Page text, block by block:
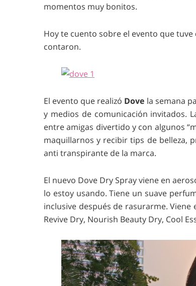
momentos muy bonitos.
Hoy te cuento sobre el evento que tuve
contaron.
El evento que realizó Dove la semana
y medios de comunicación invitados.
entre amigas divertido y con algunos
maquillarnos y recibir tips de belleza,
anti transpirante de la marca.
El nuevo Dove Dry Spray viene en
lo estoy usando. Tiene un suave
inclusive después de rasurarme. Viene
Revive Dry, Nourish Beauty Dry, Cool